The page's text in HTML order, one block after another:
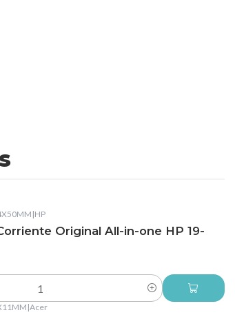
|HP
Original All-in-one HP 19-
|Acer